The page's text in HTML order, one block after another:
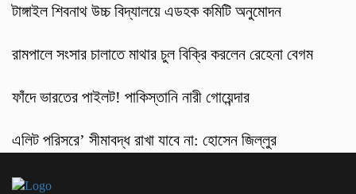
টাঙ্গাইল শিবনাথ উচ্চ বিদ্যালয়ে এডহক কমিটি অনুমোদন
‎রামপালে সংসার চালাতে মাথার চুল বিক্রি করলেন রেহেনা বেগম
ফাঁদে ভারতের পাইলট! পাকিস্তানি নারী গোয়েন্দার
এলিট পরিসরে’ সীমাবদ্ধ রাখা যাবে না: হোসেন জিল্লুর